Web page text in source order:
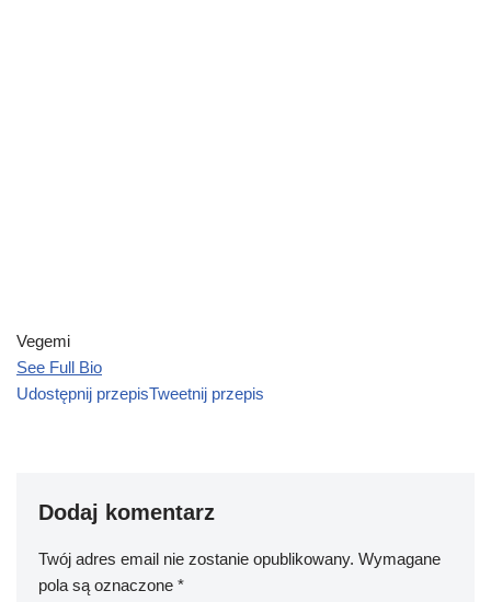
Vegemi
See Full Bio
Udostępnij przepisTweetnij przepis
Dodaj komentarz
Twój adres email nie zostanie opublikowany. Wymagane
pola są oznaczone *